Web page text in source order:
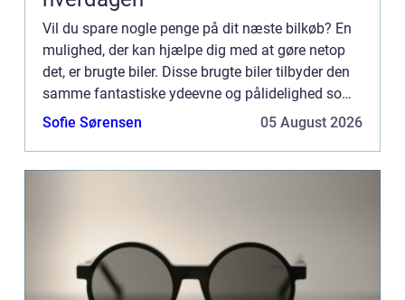
Vil du spare nogle penge på dit næste bilkøb? En
mulighed, der kan hjælpe dig med at gøre netop
det, er brugte biler. Disse brugte biler tilbyder den
samme fantastiske ydeevne og pålidelighed som
nye biler, men t...
Sofie Sørensen 05 August 2026